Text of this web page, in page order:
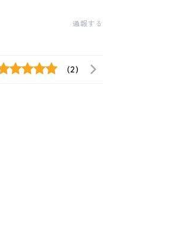
通報する
(2)